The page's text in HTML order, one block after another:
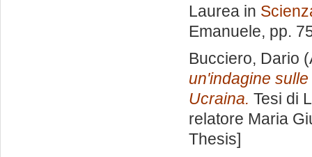
Laurea in
Emanuele, pp.
Bucciero, Dario
un'indagine
Ucraina. Tesi di
relatore Maria
Thesis]